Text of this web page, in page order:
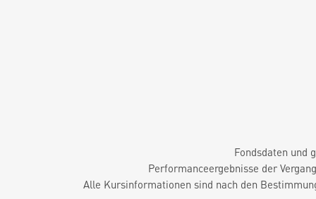
Fondsdaten und
Performanceergebnisse der
Alle Kursinformationen sind nach den